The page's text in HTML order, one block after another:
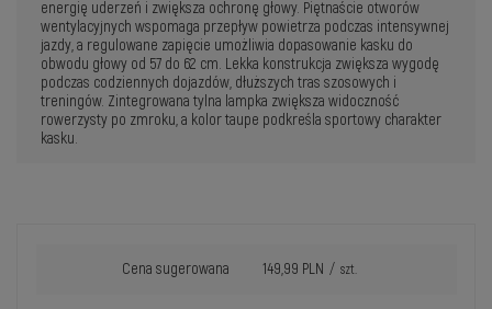
energię uderzeń i zwiększa ochronę głowy. Piętnaście otworów
wentylacyjnych wspomaga przepływ powietrza podczas intensywnej
jazdy, a regulowane zapięcie umożliwia dopasowanie kasku do
obwodu głowy od 57 do 62 cm. Lekka konstrukcja zwiększa wygodę
podczas codziennych dojazdów, dłuższych tras szosowych i
treningów. Zintegrowana tylna lampka zwiększa widoczność
rowerzysty po zmroku, a kolor taupe podkreśla sportowy charakter
kasku.
Cena sugerowana 149,99 PLN / szt.